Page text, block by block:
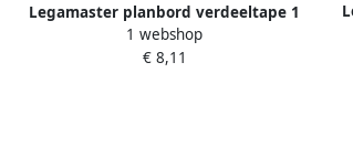
Legamaster planbord verdeeltape 1
0mm x 16m zwart
1 webshop
€ 8,11